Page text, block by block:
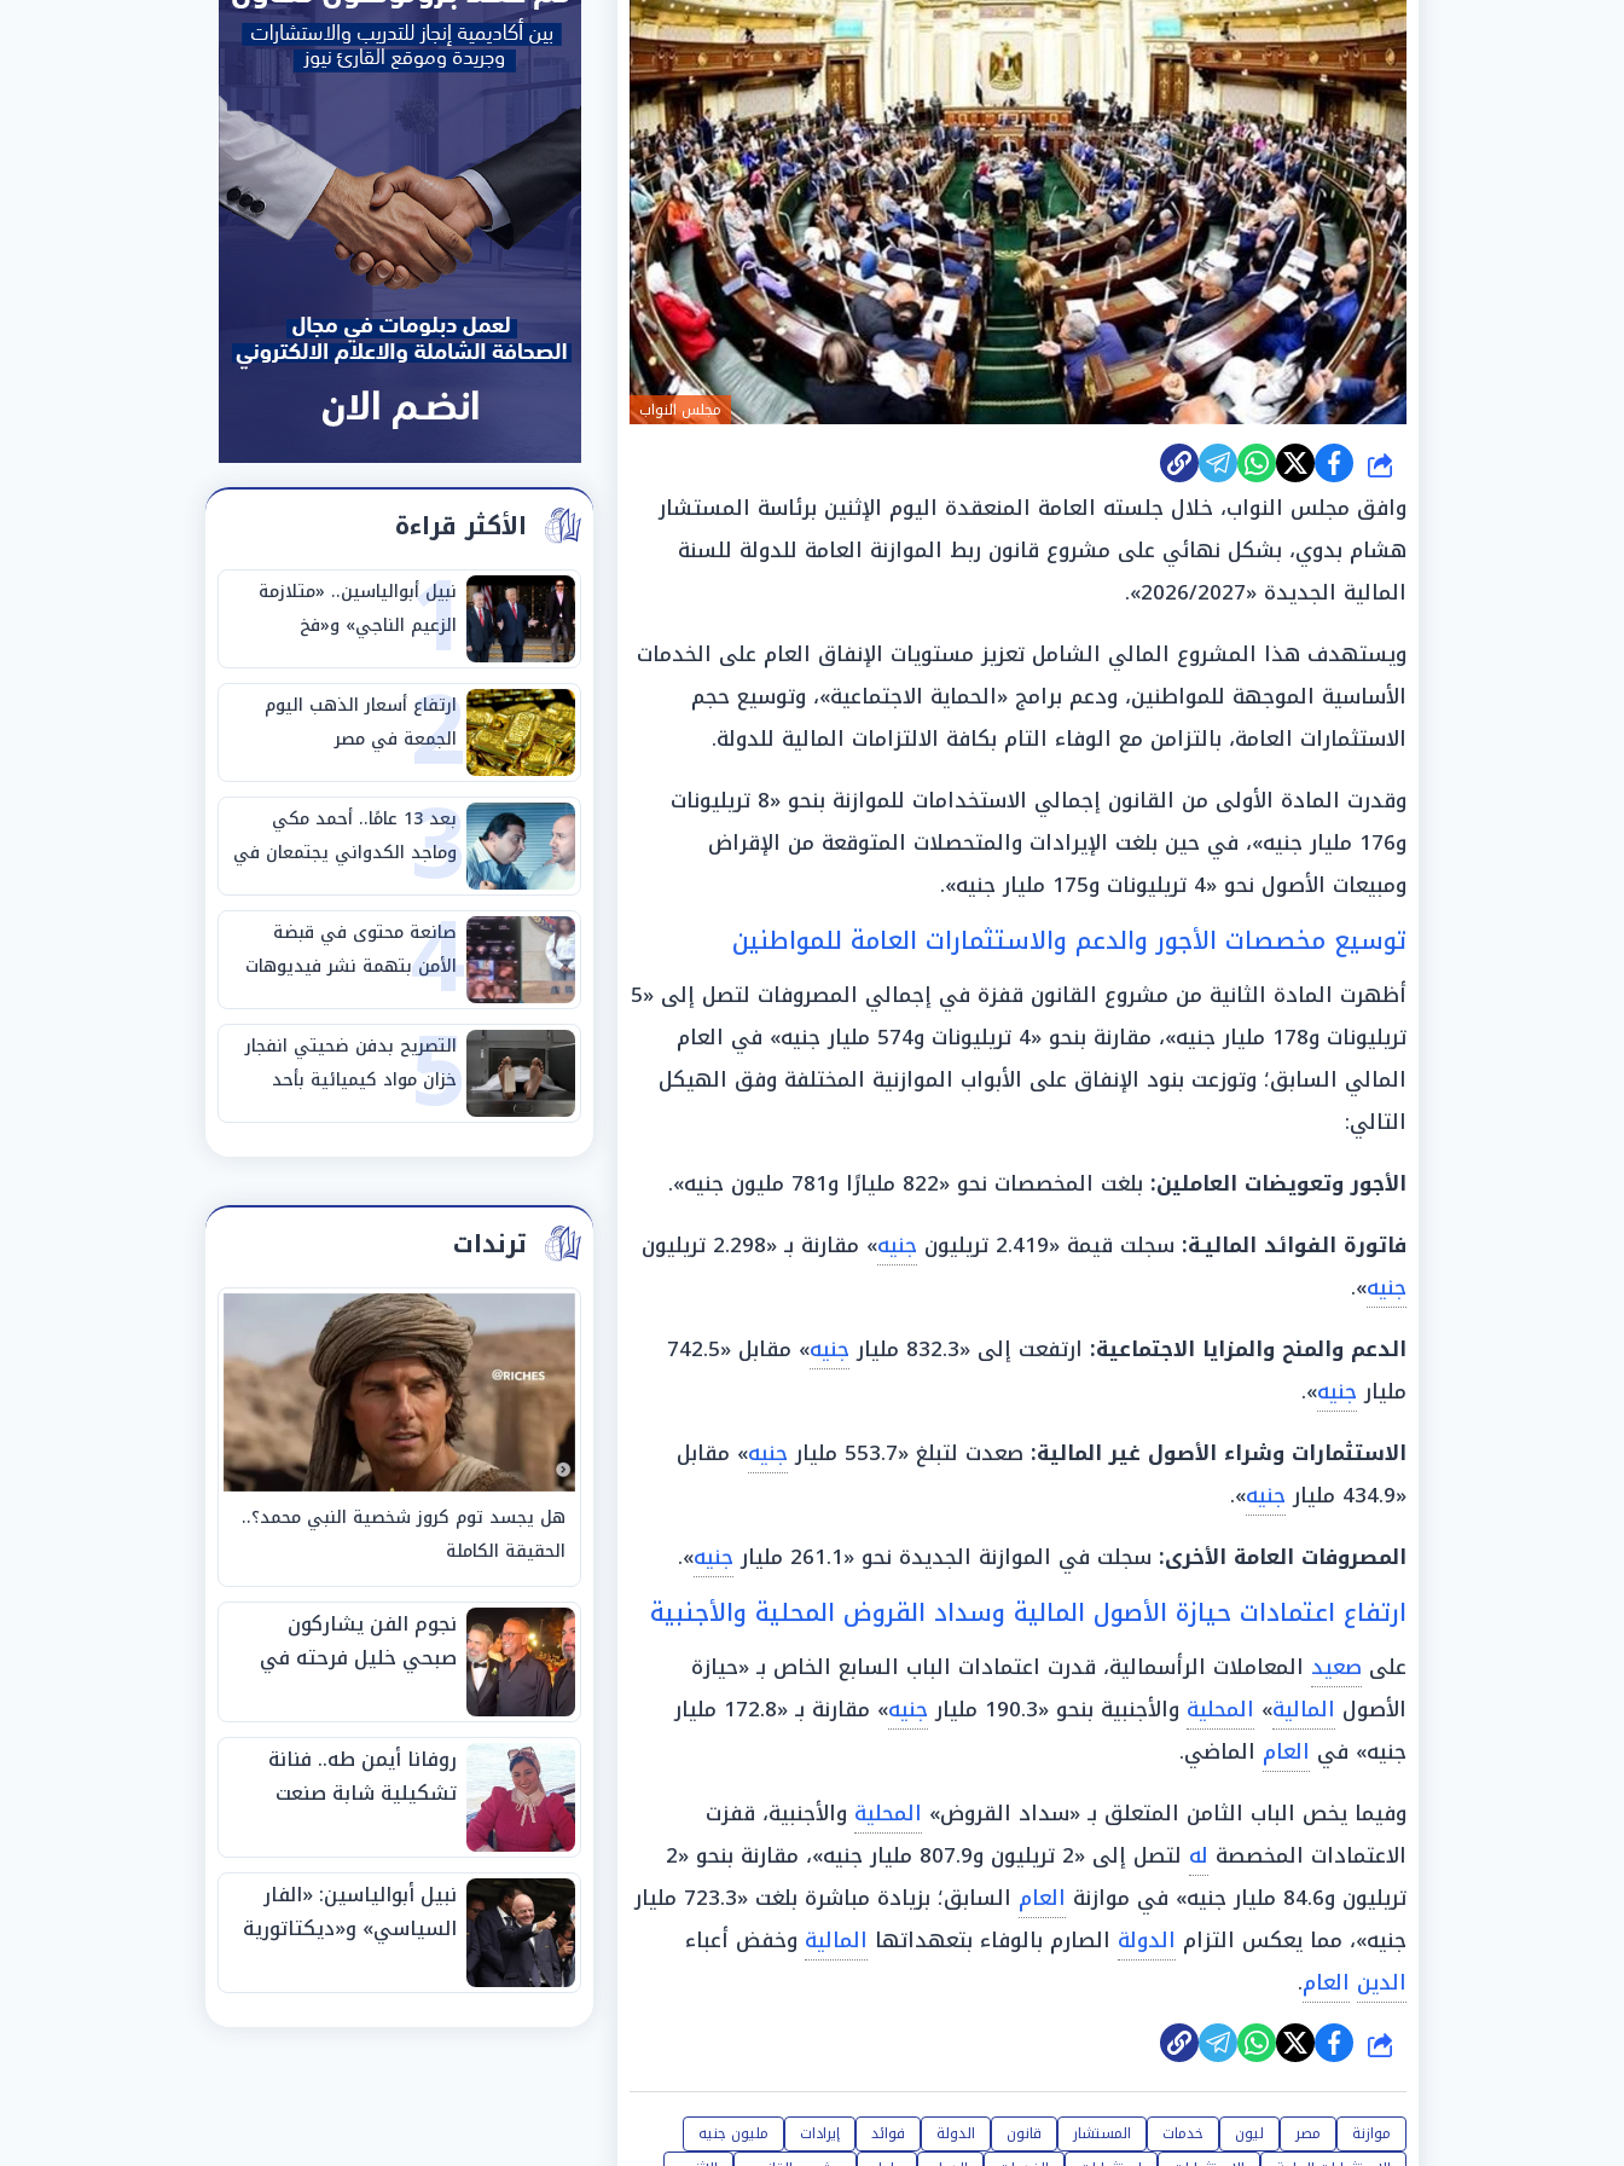
مجلس النواب
شارك
وافق مجلس النواب، خلال جلسته العامة المنعقدة اليوم الإثنين برئاسة المستشار
هشام بدوي، بشكل نهائي على مشروع قانون ربط الموازنة العامة للدولة للسنة
المالية الجديدة «2026/2027».
ويستهدف هذا المشروع المالي الشامل تعزيز مستويات الإنفاق العام على الخدمات
الأساسية الموجهة للمواطنين، ودعم برامج «الحماية الاجتماعية»، وتوسيع حجم
الاستثمارات العامة، بالتزامن مع الوفاء التام بكافة الالتزامات المالية للدولة.
وقدرت المادة الأولى من القانون إجمالي الاستخدامات للموازنة بنحو «8 تريليونات
و176 مليار جنيه»، في حين بلغت الإيرادات والمتحصلات المتوقعة من الإقراض
ومبيعات الأصول نحو «4 تريليونات و175 مليار جنيه».
توسيع مخصصات الأجور والدعم والاستثمارات العامة للمواطنين
أظهرت المادة الثانية من مشروع القانون قفزة في إجمالي المصروفات لتصل إلى «5
تريليونات و178 مليار جنيه»، مقارنة بنحو «4 تريليونات و574 مليار جنيه» في العام
المالي السابق؛ وتوزعت بنود الإنفاق على الأبواب الموازنية المختلفة وفق الهيكل
التالي:
الأجور وتعويضات العاملين: بلغت المخصصات نحو «822 مليارًا و781 مليون جنيه».
فاتورة الفوائد الماليـة: سجلت قيمة «2.419 تريليون جنيه» مقارنة بـ «2.298 تريليون
جنيه».
الدعم والمنح والمزايا الاجتماعية: ارتفعت إلى «832.3 مليار جنيه
» مقابل «742.5
مليارجنيه».
الاستثمارات وشراء الأصول غيرالمالية: صعدت لتبلغ «553.7 مليار جنيه» مقابل
«434.9 مليار
جنيه».
المصروفات العامة الأخرى: سجلت في الموازنة الجديدة نحو «261.1 مليار جنيه».
ارتفاع اعتمادات حيازة الأصول المالية وسداد القروض المحلية والأجنبية
على صعيد المعاملات الرأسمالية، قدرت اعتمادات الباب السابع الخاص بـ «حيازة
الأصول المالية» المحلية والأجنبية بنحو «190.3 مليار جنيه
» مقارنة بـ «172.8 مليار
جنيه» في العام الماضي.
وفيما يخص الباب الثامن المتعلق بـ «سداد القروض» المحلية والأجنبية، قفزت
الاعتمادات المخصصة له
لتصل إلى «2 تريليون و807.9 مليار جنيه»، مقارنة بنحو «2
تريليون و84.6 مليار جنيه» في موازنة
العام
السابق؛ بزيادة مباشرة بلغت «723.3 مليار
جنيه»، مما يعكس التزام الدولة الصارم بالوفاء بتعهداتها المالية وخفض أعباء
الدين العام.
شارك
موازنة مصر ليون خدمات المستشار قانون الدولة فوائد إيرادات
مليون جنيه
الأكثر قراءة
1
نبيل أبوالياسين.. «متلازمة
الزعيم الناجي» و«فخ
الشرعية المزدوجة» وترامب
ينأى بنفسه وحليفه في
«ميتم استراتيجي»
2
ارتفاع أسعار الذهب اليوم
الجمعة في مصر
3 بعد 13 عامًا.. أحمد مكي
وماجد الكدواني يجتمعان في
«فرصة سعيدة»
4
صانعة محتوى في قبضة
الأمن بتهمة نشر فيديوهات
خادشة للحياء
5
التصريح بدفن ضحيتي انفجار
خزان مواد كيميائية بأحد
مصانع الفيوم
ترندات
هل يجسد توم كروز شخصية النبي محمد؟..
الحقيقة الكاملة
نجوم الفن يشاركون
صبحي خليل فرحته في
روفانا أيمن طه.. فنانة
تشكيلية شابة صنعت
الجوائز منذ الصغر
نبيل أبوالياسين: «الفار
السياسي» و«ديكتاتورية
الفيفا».. وإقالة